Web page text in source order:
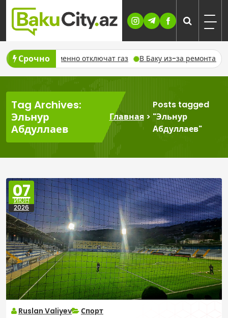
Skip
content
Срочно
временно отключат газ В Баку из-за ремонта
Tag Archives:
Эльнур
Абдуллаев
Главная>
Posts tagged
"Эльнур
Абдуллаев"
07
ИЮН
2026
Ruslan Valiyev Спорт